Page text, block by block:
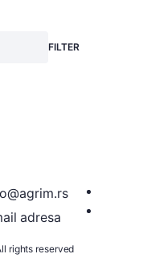
FILTER
adresa
rights reserved